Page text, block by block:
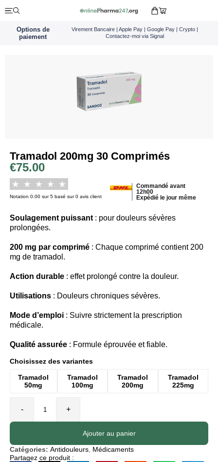
Options de
paiement
Virement Bancaire | Apple Pay | Google Pay | Crypto |
Contactez-moi via Signal
Tramadol 200mg 30 Comprimés
€75.00
Notation 0.00 sur 5 basé sur 0 avis client
Commandé avant
12h00
Expédié le jour même
Soulagement puissant : pour douleurs sévères
prolongées.
200 mg par comprimé : Chaque comprimé contient 200
mg de tramadol.
Action durable : effet prolongé contre la douleur.
Utilisations : Douleurs chroniques sévères.
Mode d’emploi : Suivre strictement la prescription
médicale.
Qualité assurée : Formule éprouvée et fiable.
Choisissez des variantes
Tramadol
50mg
Tramadol
100mg
Tramadol
200mg
Tramadol
225mg
- +
Ajouter au panier
Catégories: Antidouleurs Médicaments
Partagez ce produit :